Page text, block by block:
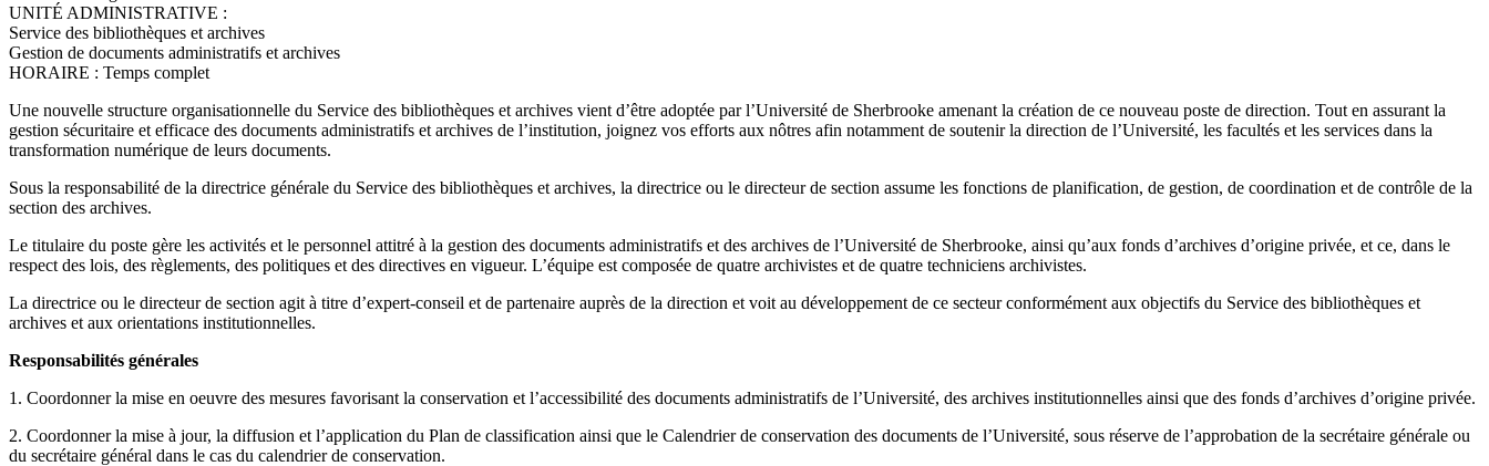
UNITÉ ADMINISTRATIVE :
Service des bibliothèques et archives
Gestion de documents administratifs et archives
HORAIRE : Temps complet
Une nouvelle structure organisationnelle du Service des bibliothèques et archives vient d’être adoptée par l’Université de Sherbrooke amenant la création de ce nouveau poste de direction. Tout en assurant la
gestion sécuritaire et efficace des documents administratifs et archives de l’institution, joignez vos efforts aux nôtres afin notamment de soutenir la direction de l’Université, les facultés et les services dans la
transformation numérique de leurs documents.
Sous la responsabilité de la directrice générale du Service des bibliothèques et archives, la directrice ou le directeur de section assume les fonctions de planification, de gestion, de coordination et de contrôle de la
section des archives.
Le titulaire du poste gère les activités et le personnel attitré à la gestion des documents administratifs et des archives de l’Université de Sherbrooke, ainsi qu’aux fonds d’archives d’origine privée, et ce, dans le
respect des lois, des règlements, des politiques et des directives en vigueur. L’équipe est composée de quatre archivistes et de quatre techniciens archivistes.
La directrice ou le directeur de section agit à titre d’expert-conseil et de partenaire auprès de la direction et voit au développement de ce secteur conformément aux objectifs du Service des bibliothèques et
archives et aux orientations institutionnelles.
Responsabilités générales
1. Coordonner la mise en oeuvre des mesures favorisant la conservation et l’accessibilité des documents administratifs de l’Université, des archives institutionnelles ainsi que des fonds d’archives d’origine privée.
2. Coordonner la mise à jour, la diffusion et l’application du Plan de classification ainsi que le Calendrier de conservation des documents de l’Université, sous réserve de l’approbation de la secrétaire générale ou
du secrétaire général dans le cas du calendrier de conservation.